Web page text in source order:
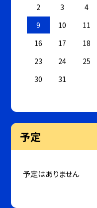
2
3 4
9
10 11
16
17 18
23
24 25
30
31
予定
予定はありません